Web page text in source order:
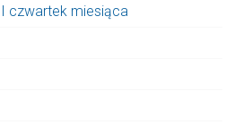
czwartek miesiąca